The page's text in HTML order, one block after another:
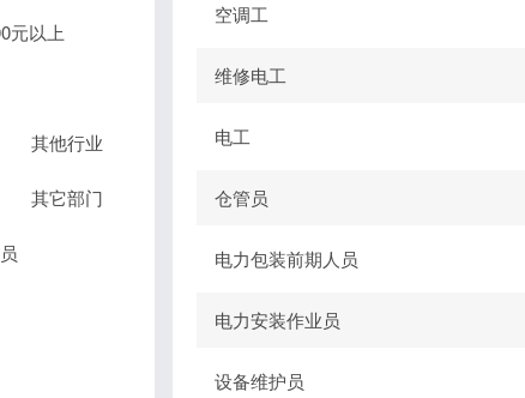
元以上
其他行业
其它部门
空调工
维修电工
电工
仓管员
电力包装前期人员
电力安装作业员
设备维护员